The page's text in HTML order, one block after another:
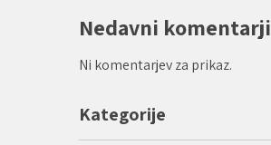
Nedavni komentarji
Ni komentarjev za prikaz.
Kategorije